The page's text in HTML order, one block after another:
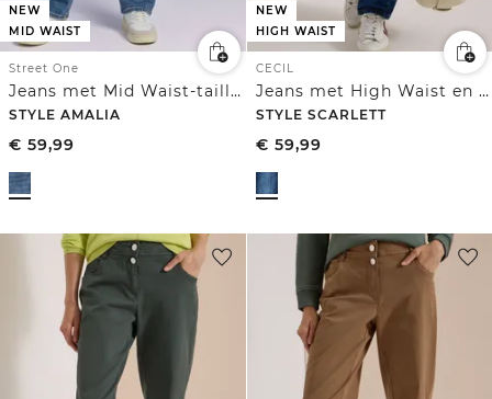
NEW
MID WAIST
Street One
Jeans met Mid Waist-taille en Straight Leg-pijpen in casual pasvorm
STYLE AMALIA
€ 59,99
NEW
HIGH WAIST
CECIL
Jeans met High Waist en wijd uitlopende pijpen in een Loose Fit-pasvorm
STYLE SCARLETT
€ 59,99